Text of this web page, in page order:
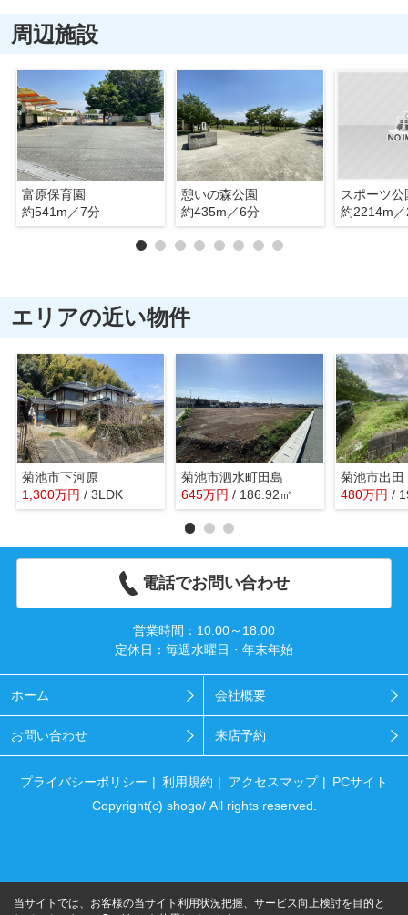
周辺施設
富原保育園
約541m／7分
憩いの森公園
約435m／6分
スポーツ
約2214m
エリアの近い物件
菊池市下河原
1,300万円 / 3LDK
菊池市泗水町田島
645万円 / 186.92㎡
菊池市出田
480万円 /
電話でお問い合わせ
営業時間：10:00～18:00
定休日：毎週水曜日・年末年始
ホーム 会社概要
お問い合わせ 来店予約
プライバシーポリシー 利用規約 アクセスマップ
PCサイト
Copyright(c) shogo/ All rights reserved.
当サイトでは、お客様の当サイト利用状況把握、サービス向上検討を目的と